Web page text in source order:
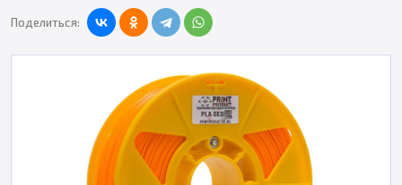
Поделиться: